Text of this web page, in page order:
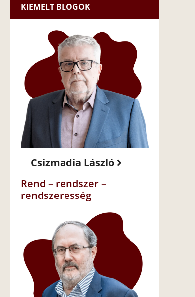
KIEMELT BLOGOK
Csizmadia László
Rend – rendszer –
rendszeresség